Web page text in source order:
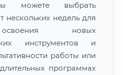
можете выбрать
нескольких недель для
новых
инструментов и
работы или
программах